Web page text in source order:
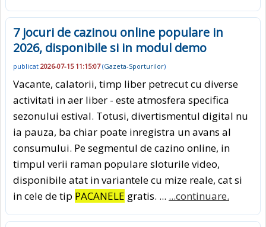
7 jocuri de cazinou online populare in
2026, disponibile si in modul demo
publicat 2026-07-15 11:15:07(Gazeta-Sporturilor)
Vacante, calatorii, timp liber petrecut cu diverse
activitati in aer liber - este atmosfera specifica
sezonului estival. Totusi, divertismentul digital nu
ia pauza, ba chiar poate inregistra un avans al
consumului. Pe segmentul de cazino online, in
timpul verii raman populare sloturile video,
disponibile atat in variantele cu mize reale, cat si
in cele de tip PACANELE gratis. ... ...continuare.